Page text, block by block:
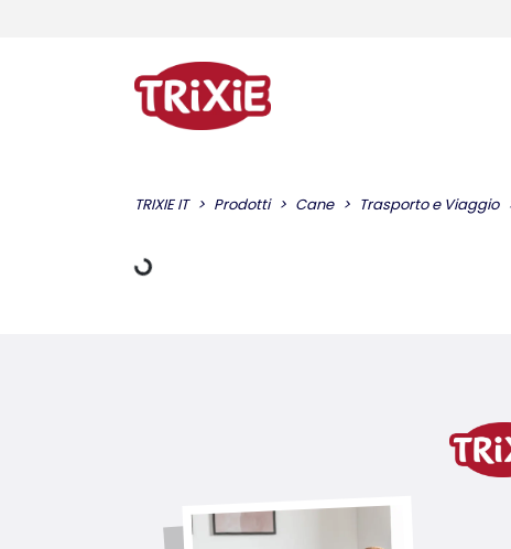
TRIXIE IT Prodotti Cane Trasporto e Viaggio
Dati di carico